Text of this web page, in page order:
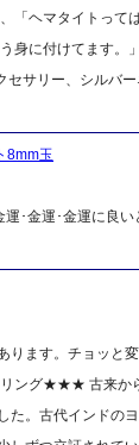
「ヘマタイトって
身に付けてます
サリー、シルバ
8mm玉
･金運･金運に良
ます。チョッと
グ★★★ 古来から
た。古代インドの